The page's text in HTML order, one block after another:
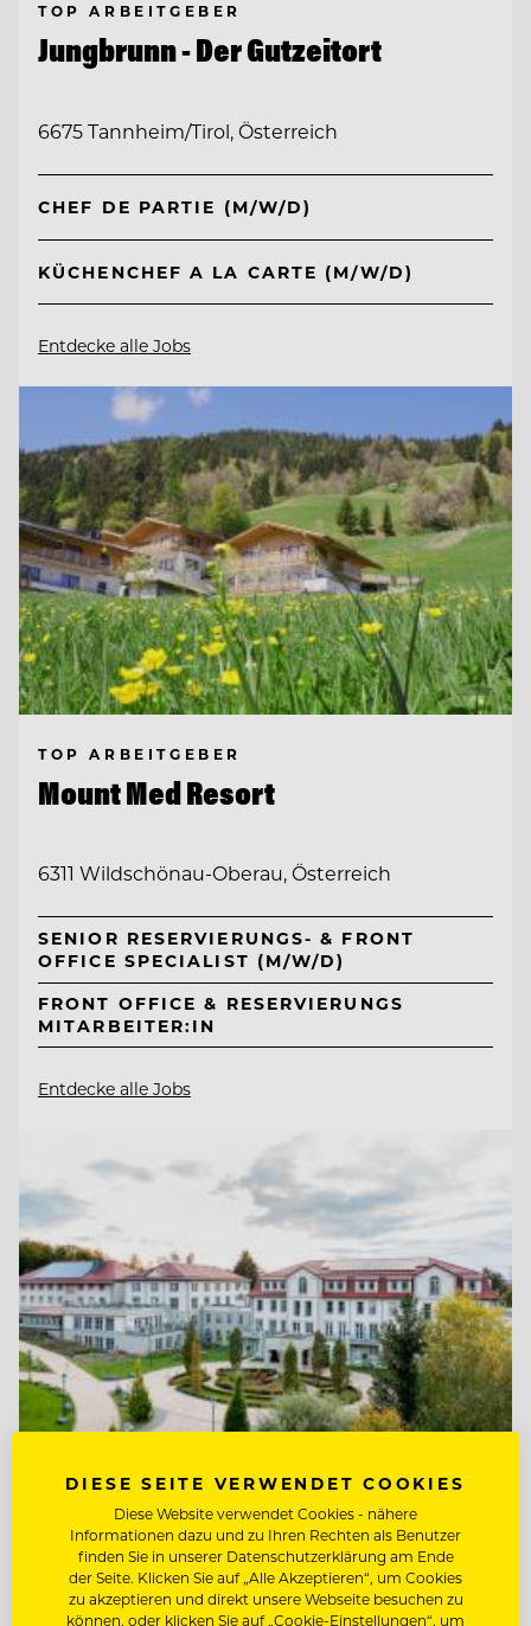
TOP ARBEITGEBER
Jungbrunn - Der Gutzeitort
6675 Tannheim/Tirol, Österreich
CHEF DE PARTIE (M/W/D)
KÜCHENCHEF A LA CARTE (M/W/D)
Entdecke alle Jobs
TOP ARBEITGEBER
Mount Med Resort
6311 Wildschönau-Oberau, Österreich
SENIOR RESERVIERUNGS- & FRONT
OFFICE SPECIALIST (M/W/D)
FRONT OFFICE & RESERVIERUNGS
MITARBEITER:IN
Entdecke alle Jobs
TOP ARBEITGEBER
Ritter von Kempski Privathotels &
Resorts
06536 Südharz/ OT Stolberg, Deutschland
DIESE SEITE VERWENDET COOKIES
Diese Website verwendet Cookies - nähere
Informationen dazu und zu Ihren Rechten als Benutzer
finden Sie in unserer Datenschutzerklärung am Ende
der Seite. Klicken Sie auf „Alle Akzeptieren“, um Cookies
zu akzeptieren und direkt unsere Webseite besuchen zu
können, oder klicken Sie auf „Cookie-Einstellungen“, um